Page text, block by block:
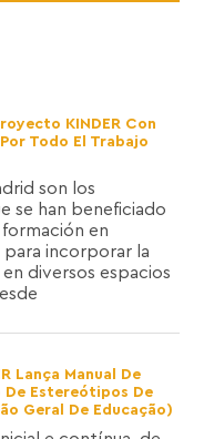
KINDER Con
Todo El Trabajo
son los
se han beneficiado
en
para incorporar la
diversos espacios
Lança Manual De
Estereótipos De
Geral De Educação)